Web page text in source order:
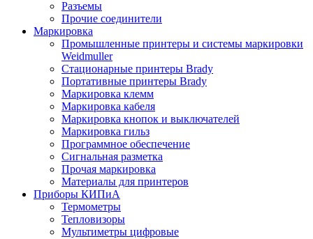
Разъемы
Прочие соединители
Маркировка
Промышленные принтеры и системы маркировки
Weidmuller
Стационарные принтеры Brady
Портативные принтеры Brady
Маркировка клемм
Маркировка кабеля
Маркировка кнопок и выключателей
Маркировка гильз
Программное обеспечение
Сигнальная разметка
Прочая маркировка
Материалы для принтеров
Приборы КИПиА
Термометры
Тепловизоры
Мультиметры цифровые